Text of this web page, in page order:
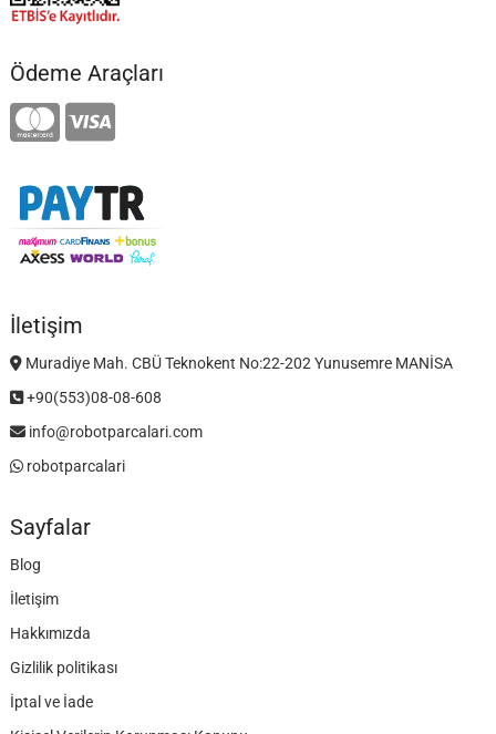
Ödeme Araçları
İletişim
Muradiye Mah. CBÜ Teknokent No:22-202 Yunusemre MANİSA
+90(553)08-08-608
info@robotparcalari.com
robotparcalari
Sayfalar
Blog
İletişim
Hakkımızda
Gizlilik politikası
İptal ve İade